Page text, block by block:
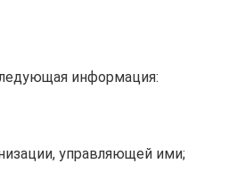
информация:
управляющей ими;